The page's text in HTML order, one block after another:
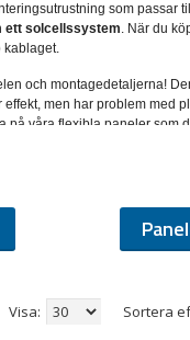
som passar
ett solcellssystem. När du
kablaget.
och montagedetaljerna!
men har problem med
våra flexibla paneler som
om du vill fördjupa dig
batterier, vi erbjuder
på att byta ut batterierna
Visa: Sortera